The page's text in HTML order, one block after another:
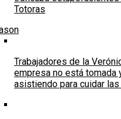
Totoras
Trabajadores de la
empresa no está tomada
asistiendo para cuidar